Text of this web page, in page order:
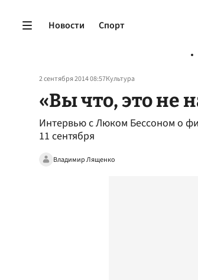
Новости Спорт
2 сентября 2014 08:57Культура
«Вы что, это не
Интервью с Люком Бессоном о
11 сентября
Владимир Лященко